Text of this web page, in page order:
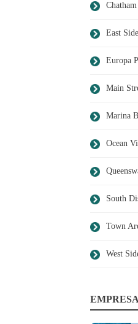
East Side
Europa
Main
Marina
Ocean
South
Town
West